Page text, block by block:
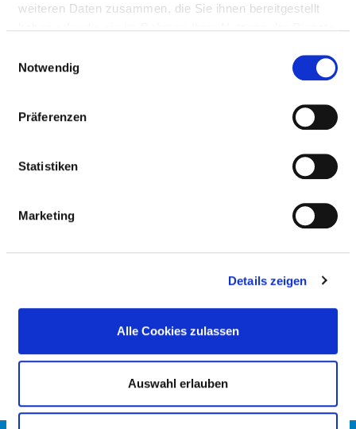
weiteren Daten zusammen, die Sie ihnen bereitgestellt
Notwendig
Präferenzen
Statistiken
Marketing
Details zeigen
Alle Cookies zulassen
Auswahl erlauben
NOTFALLVERSORGUNG
NOTFALLVERSORGUNGSSTUFEN
ALLGEMEINES
KOOPERATION MIT DER
KASSENÄRZTLICHEN VEREINIGUNG?
HINWEIS NOTFALLVERSORGUNG